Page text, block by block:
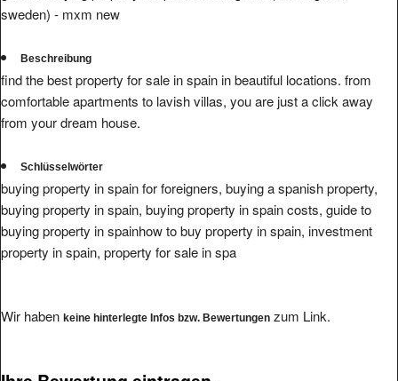
sweden) - mxm new
Beschreibung
find the best property for sale in spain in beautiful locations. from
comfortable apartments to lavish villas, you are just a click away
from your dream house.
Schlüsselwörter
buying property in spain for foreigners, buying a spanish property,
buying property in spain, buying property in spain costs, guide to
buying property in spainhow to buy property in spain, investment
property in spain, property for sale in spa
Wir haben keine hinterlegte Infos bzw. Bewertungen zum Link.